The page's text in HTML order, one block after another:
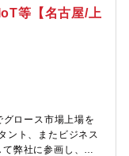
「MicroThin」:※世
5μm の銅箔厚みと複
あり、主に半導体
ド（HDIプリント基
高性能化が進む
ル基板において
化が急速に進み、
基板内蔵キャパシ
化・大容量化に向
料として、高性能
上47%増を見込む超
。営業利益率約
盤で新規投資も積
ドメンバーはキー
タートアップなが
×AIをテーマにソフ
等【名古屋/上
ロース市場上場を
ント、またビジネス
弊社に参画し、弊